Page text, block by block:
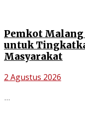
Pemkot
untuk
Masyarakat
2 Agustus 2026
...